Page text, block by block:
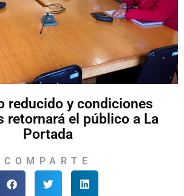
reducido y condiciones
retornará el público a La
Portada
COMPARTE